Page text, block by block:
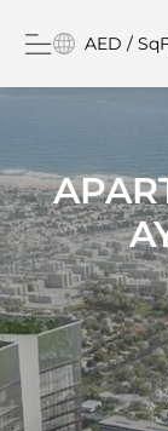
AED /